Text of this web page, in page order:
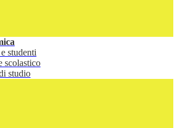
studenti
scolastico
studio